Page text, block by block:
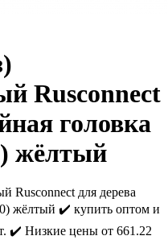
Rusconnect
головка
жёлтый
Rusconnect для дерева
жёлтый ✔️ купить оптом и
✔️ Низкие цены от 661.22